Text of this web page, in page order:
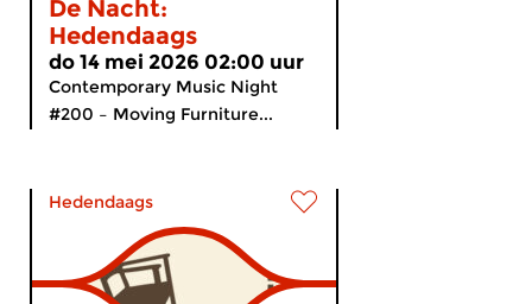
De Nacht:
Hedendaags
do 14 mei 2026 02:00 uur
Contemporary Music Night
#200 – Moving Furniture...
Hedendaags